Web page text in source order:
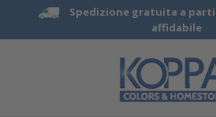
Spedizione gratuita a
affidabile